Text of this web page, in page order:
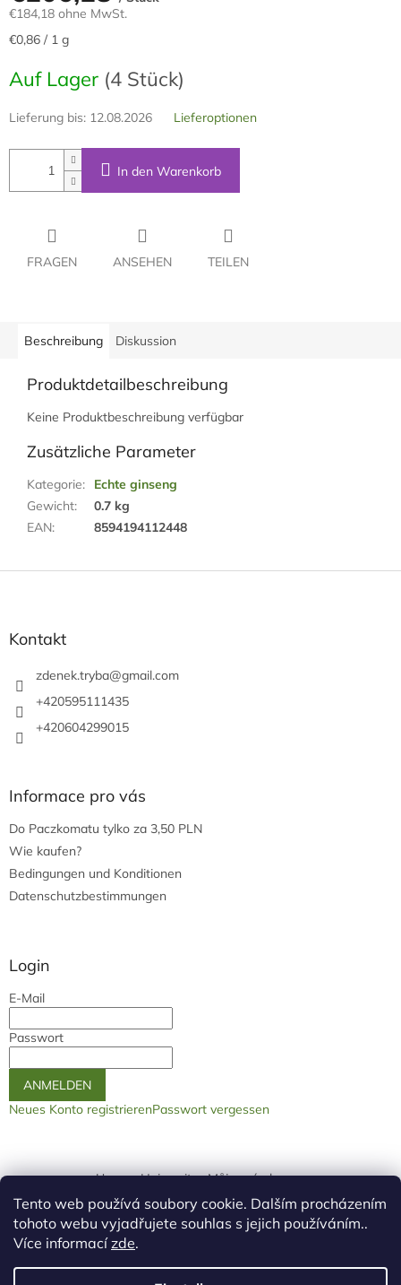
Tento web používá soubory cookie. Dalším procházením
tohoto webu vyjadřujete souhlas s jejich používáním..
Více informacízde.
€184,18 ohne MwSt.
Verkaufspreis:
€0,86 / 1 g
Auf Lager (4 Stück)
Lieferung bis: 12.08.2026 Lieferoptionen
In den Warenkorb
FRAGEN ANSEHEN TEILEN
Beschreibung Diskussion
Produktdetailbeschreibung
Keine Produktbeschreibung verfügbar
Zusätzliche Parameter
Kategorie:
Echte ginseng
Gewicht:
0.7 kg
EAN: 8594194112448
Kontakt
zdenek.tryba@gmail.com
+420595111435
+420604299015
Informace pro vás
Do Paczkomatu tylko za 3,50 PLN
Wie kaufen?
Bedingungen und Konditionen
Datenschutzbestimmungen
Login
E-Mail
Passwort
ANMELDEN
Neues Konto registrierenPasswort vergessen
Unsere Heimseite Můjprvníeshop.cz
logo ž